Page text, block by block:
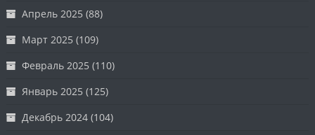
Апрель 2025 (88)
Март 2025 (109)
Февраль 2025 (110)
Январь 2025 (125)
Декабрь 2024 (104)